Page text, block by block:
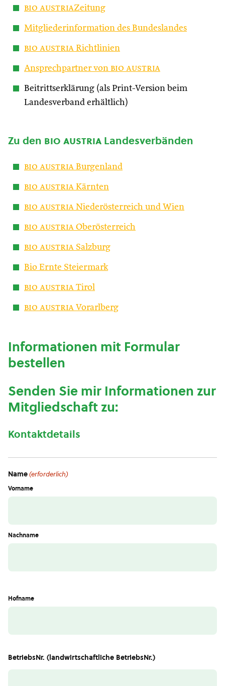
bio austriaZeitung
Mitgliederinformation des Bundeslandes
bio austria Richtlinien
Ansprechpartner von bio austria
Beitrittserklärung (als Print-Version beim
Landesverband erhältlich)
Zu den bio austria Landesverbänden
bio austria Burgenland
bio austria Kärnten
bio austria Niederösterreich und Wien
bio austria Oberösterreich
bio austria Salzburg
Bio Ernte Steiermark
bio austria Tirol
bio austria Vorarlberg
Informationen mit Formular
bestellen
Senden Sie mir Informationen zur
Mitgliedschaft zu:
Kontaktdetails
Name(erforderlich)
Vorname
Nachname
Hofname
BetriebsNr. (landwirtschaftliche BetriebsNr.)